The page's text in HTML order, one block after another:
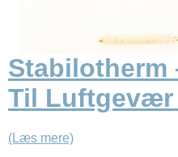
Stabilotherm
Til Luftgevær
(Læs mere)